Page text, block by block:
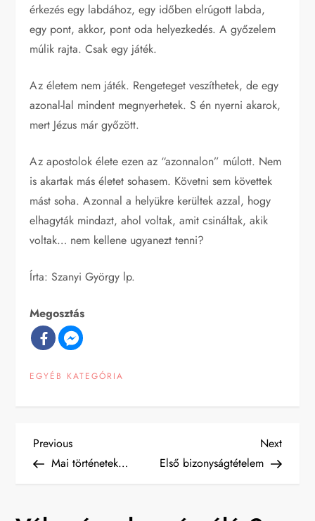
érkezés egy labdához, egy időben elrúgott labda,
egy pont, akkor, pont oda helyezkedés. A győzelem
múlik rajta. Csak egy játék.
Az életem nem játék. Rengeteget veszíthetek, de egy
azonal-lal mindent megnyerhetek. S én nyerni akarok,
mert Jézus már győzött.
Az apostolok élete ezen az “azonnalon” múlott. Nem
is akartak más életet sohasem. Követni sem követtek
mást soha. Azonnal a helyükre kerültek azzal, hogy
elhagyták mindazt, ahol voltak, amit csináltak, akik
voltak… nem kellene ugyanezt tenni?
Írta: Szanyi György lp.
Megosztás
EGYÉB KATEGÓRIA
B
Previous
Post
Previous
Mai történetek…
Next
Post
Next
Első bizonyságtételem